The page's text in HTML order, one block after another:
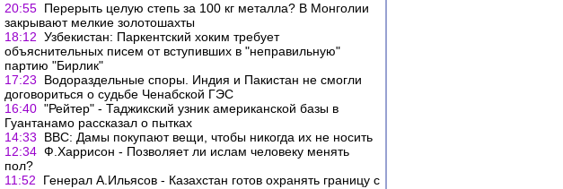
20:55 Перерыть целую степь за 100 кг металла? В Монголии
закрывают мелкие золотошахты
18:12 Узбекистан: Паркентский хоким требует
объяснительных писем от вступивших в "неправильную"
партию "Бирлик"
17:23
Водораздельные споры. Индия и Пакистан не смогли
договориться о судьбе Ченабской ГЭС
16:40 "Рейтер" - Таджикский узник американской базы в
Гуантанамо рассказал о пытках
14:33
BBC: Дамы покупают вещи, чтобы никогда их не носить
12:34 Ф.Харрисон - Позволяет ли ислам человеку менять
пол?
11:52
Генерал А.Ильясов - Казахстан готов охранять границу с